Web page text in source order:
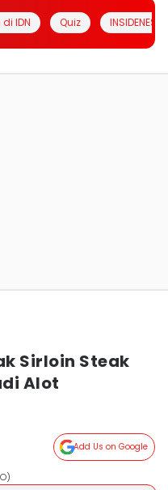
IDN Quiz INSIDENESIA
Sirloin Steak
Alot
Add Us on Google